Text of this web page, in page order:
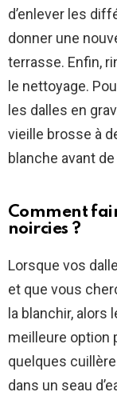
d’enlever les
donner une
terrasse. Enfin,
le nettoyage.
les dalles en
vieille brosse à
blanche avant de
Comment
noircies ?
Lorsque vos
et que vous
la blanchir,
meilleure option
quelques
dans un seau